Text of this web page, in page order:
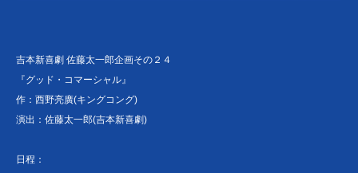
吉本新喜劇 佐藤太一郎企画その２４
『グッド・コマーシャル』
作：西野亮廣(キングコング)
演出：佐藤太一郎(吉本新喜劇)
日程：